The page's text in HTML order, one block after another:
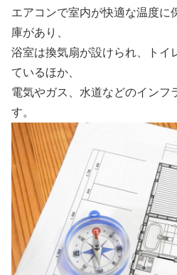
エアコンで室内が快適な温度に
庫があり、
浴室は換気扇が設けられ、トイ
ているほか、
電気やガス、水道などのインフ
す。